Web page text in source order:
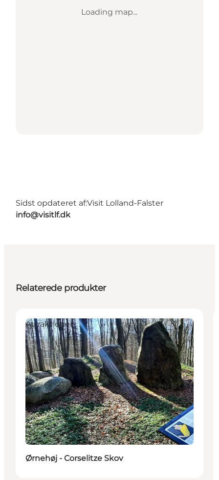
Loading map...
Sidst opdateret af:Visit Lolland-Falster
info@visitlf.dk
Relaterede produkter
Attraktioner
Ørnehøj - Corselitze Skov